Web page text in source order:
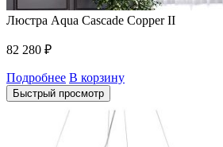
Люстра Aqua Cascade Copper II
82 280 ₽
Подробнее В корзину
Быстрый просмотр